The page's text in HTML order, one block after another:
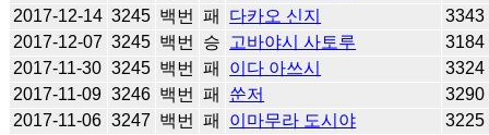
2017-12-14 3245 백번 패 다카오 신지
3343
2017-12-07 3245 백번 승 고바야시 사토루
3184
2017-11-30 3245 백번 패 이다 아쓰시
3324
2017-11-09 3246 백번 패 쑨저
3290
2017-11-06 3247 백번 패 이마무라 도시야
3225